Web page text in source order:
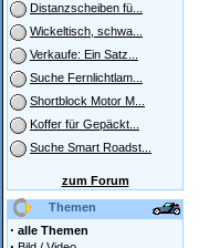
Distanzscheiben fü...
Wickeltisch, schwa...
Verkaufe: Ein Satz...
Suche Fernlichtlam...
Shortblock Motor M...
Koffer für Gepäckt...
Suche Smart Roadst...
zum Forum
Themen
· alle Themen